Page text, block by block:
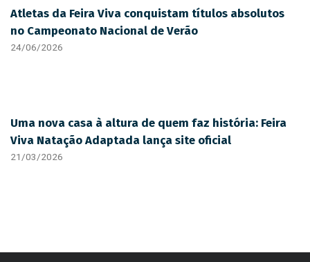
Atletas da Feira Viva conquistam títulos absolutos
no Campeonato Nacional de Verão
24/06/2026
Uma nova casa à altura de quem faz história: Feira
Viva Natação Adaptada lança site oficial
21/03/2026